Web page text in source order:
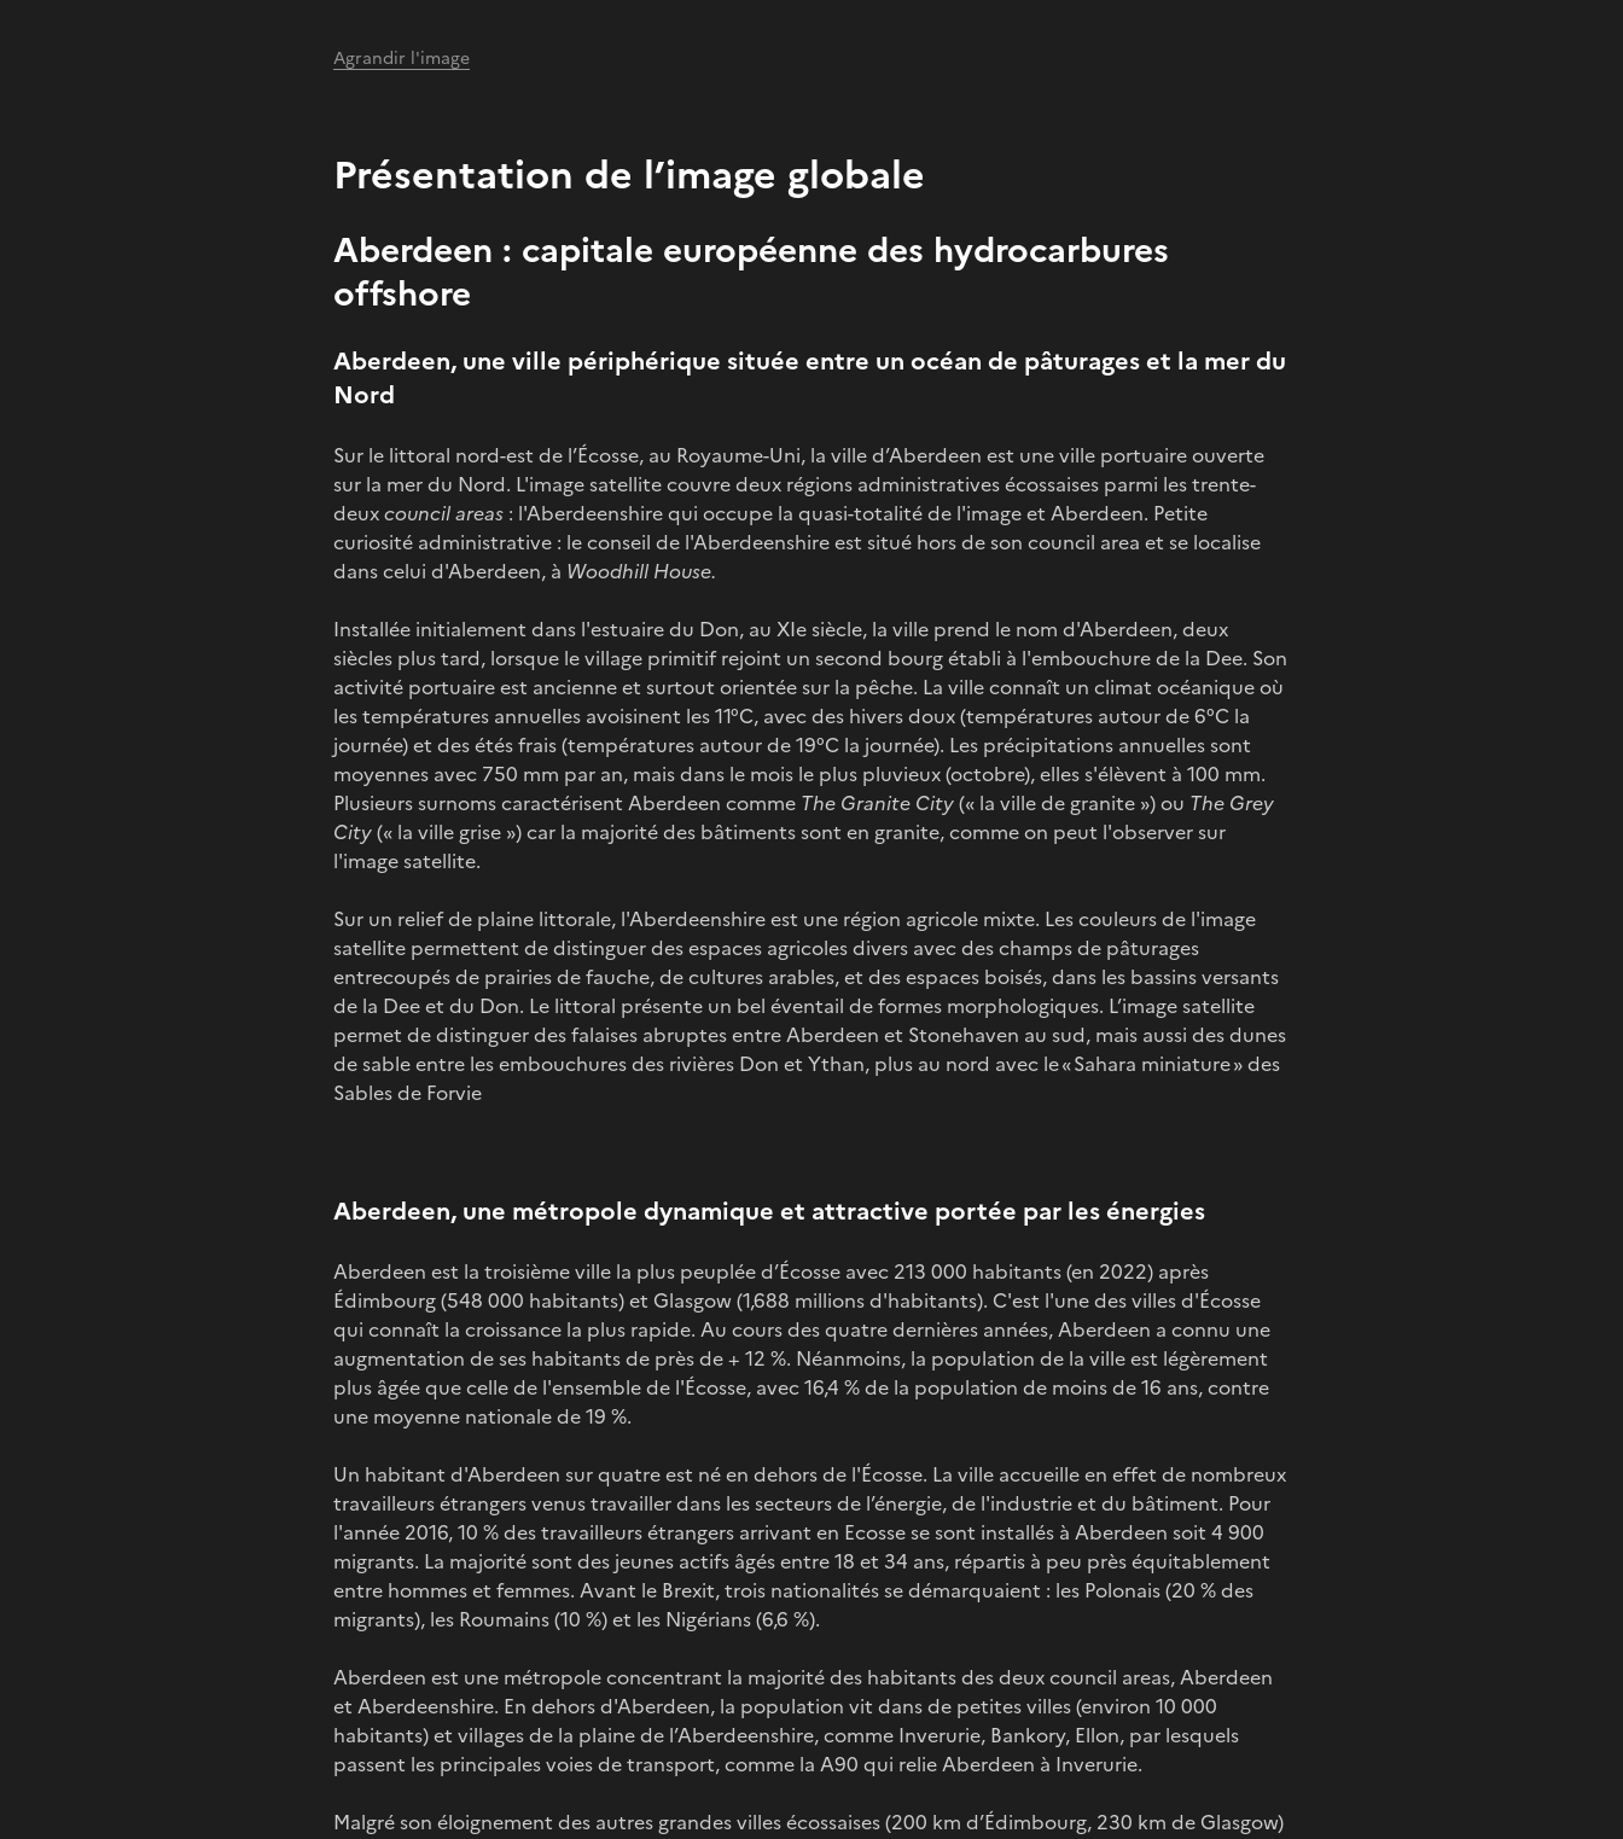
Agrandir l'image
Présentation de l’image globale
Aberdeen : capitale européenne des hydrocarbures
offshore
Aberdeen, une ville périphérique située entre un océan de pâturages et la mer du
Nord
Sur le littoral nord-est de l’Écosse, au Royaume-Uni, la ville d’Aberdeen est une ville portuaire ouverte
sur la mer du Nord. L'image satellite couvre deux régions administratives écossaises parmi les trente-
deuxcouncil areas : l'Aberdeenshire qui occupe la quasi-totalité de l'image et Aberdeen. Petite
curiosité administrative : le conseil de l'Aberdeenshire est situé hors de son council area et se localise
dans celui d'Aberdeen, à Woodhill House.
Installée initialement dans l'estuaire du Don, au XIe siècle, la ville prend le nom d'Aberdeen, deux
siècles plus tard, lorsque le village primitif rejoint un second bourg établi à l'embouchure de la Dee. Son
activité portuaire est ancienne et surtout orientée sur la pêche. La ville connaît un climat océanique où
les températures annuelles avoisinent les 11°C, avec des hivers doux (températures autour de 6°C la
journée) et des étés frais (températures autour de 19°C la journée). Les précipitations annuelles sont
moyennes avec 750 mm par an, mais dans le mois le plus pluvieux (octobre), elles s'élèvent à 100 mm.
Plusieurs surnoms caractérisent Aberdeen comme The Granite City(« la ville de granite ») ou The Grey
City(« la ville grise ») car la majorité des bâtiments sont en granite, comme on peut l'observer sur
l'image satellite.
Sur un relief de plaine littorale, l'Aberdeenshire est une région agricole mixte. Les couleurs de l'image
satellite permettent de distinguer des espaces agricoles divers avec des champs de pâturages
entrecoupés de prairies de fauche, de cultures arables, et des espaces boisés, dans les bassins versants
de la Dee et du Don. Le littoral présente un bel éventail de formes morphologiques. L’image satellite
permet de distinguer des falaises abruptes entre Aberdeen et Stonehaven au sud, mais aussi des dunes
de sable entre les embouchures des rivières Don et Ythan, plus au nord avec le « Sahara miniature » des
Sables de Forvie
Aberdeen, une métropole dynamique et attractive portée par les énergies
Aberdeen est la troisième ville la plus peuplée d’Écosse avec 213 000 habitants (en 2022) après
Édimbourg (548 000 habitants) et Glasgow (1,688 millions d'habitants). C'est l'une des villes d'Écosse
qui connaît la croissance la plus rapide. Au cours des quatre dernières années, Aberdeen a connu une
augmentation de ses habitants de près de + 12 %. Néanmoins, la population de la ville est légèrement
plus âgée que celle de l'ensemble de l'Écosse, avec 16,4 % de la population de moins de 16 ans, contre
une moyenne nationale de 19 %.
Un habitant d'Aberdeen sur quatre est né en dehors de l'Écosse. La ville accueille en effet de nombreux
travailleurs étrangers venus travailler dans les secteurs de l’énergie, de l'industrie et du bâtiment. Pour
l'année 2016, 10 % des travailleurs étrangers arrivant en Ecosse se sont installés à Aberdeen soit 4 900
migrants. La majorité sont des jeunes actifs âgés entre 18 et 34 ans, répartis à peu près équitablement
entre hommes et femmes. Avant le Brexit, trois nationalités se démarquaient : les Polonais (20 % des
migrants), les Roumains (10 %) et les Nigérians (6,6 %).
Aberdeen est une métropole concentrant la majorité des habitants des deux council areas, Aberdeen
et Aberdeenshire. En dehors d'Aberdeen, la population vit dans de petites villes (environ 10 000
habitants) et villages de la plaine de l’Aberdeenshire, comme Inverurie, Bankory, Ellon, par lesquels
passent les principales voies de transport, comme la A90 qui relie Aberdeen à Inverurie.
Malgré son éloignement des autres grandes villes écossaises (200 km d’Édimbourg, 230 km de Glasgow)